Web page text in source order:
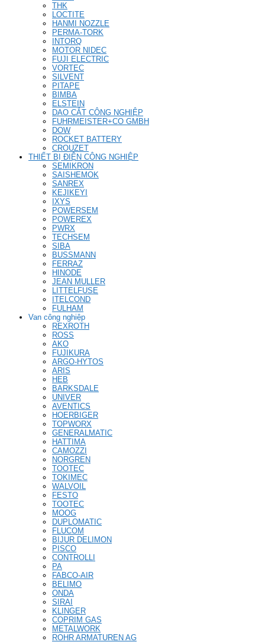
THK
LOCTITE
HANMI NOZZLE
PERMA-TORK
INTORQ
MOTOR NIDEC
FUJI ELECTRIC
VORTEC
SILVENT
PITAPE
BIMBA
ELSTEIN
DAO CẮT CÔNG NGHIỆP
FUHRMEISTER+CO GMBH
DOW
ROCKET BATTERY
CROUZET
THIẾT BỊ ĐIỆN CÔNG NGHIỆP
SEMIKRON
SAISHEMOK
SANREX
KEJIKEYI
IXYS
POWERSEM
POWEREX
PWRX
TECHSEM
SIBA
BUSSMANN
FERRAZ
HINODE
JEAN MULLER
LITTELFUSE
ITELCOND
FULHAM
Van công nghiệp
REXROTH
ROSS
AKO
FUJIKURA
ARGO-HYTOS
ARIS
HEB
BARKSDALE
UNIVER
AVENTICS
HOERBIGER
TOPWORX
GENERALMATIC
HATTIMA
CAMOZZI
NORGREN
TOOTEC
TOKIMEC
WALVOIL
FESTO
TOOTEC
MOOG
DUPLOMATIC
FLUCOM
BIJUR DELIMON
PISCO
CONTROLLI
PA
FABCO-AIR
BELIMO
ONDA
SIRAI
KLINGER
COPRIM GAS
METALWORK
ROHR ARMATUREN AG